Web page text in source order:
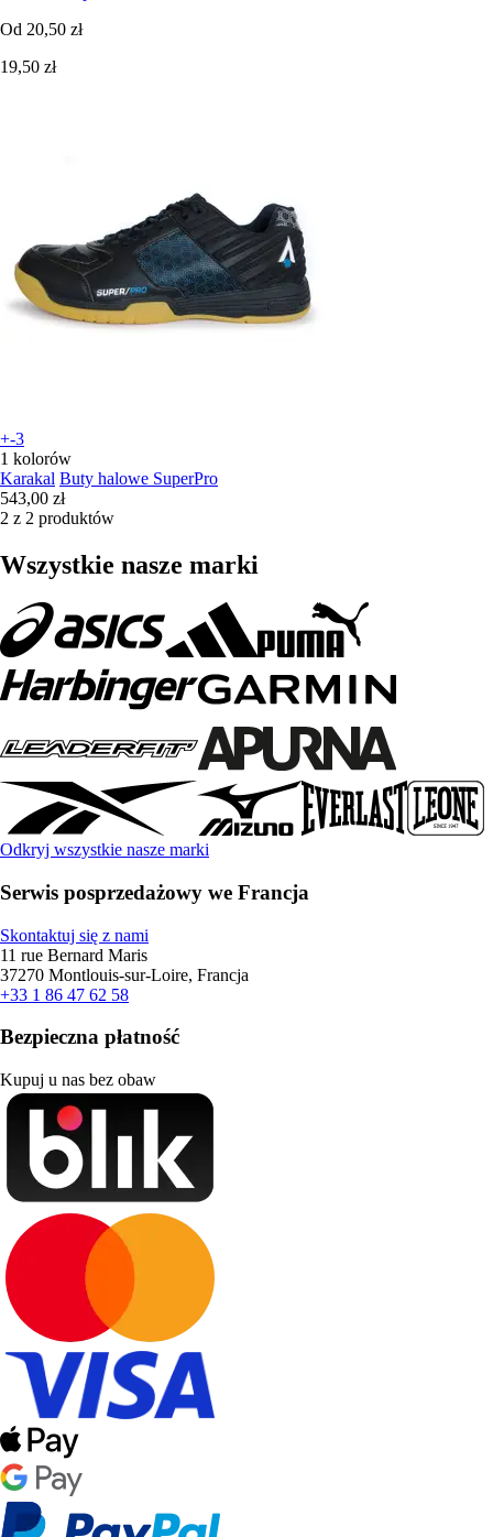
Od 20,50 zł
19,50 zł
+-3
1 kolorów
Karakal Buty halowe SuperPro
543,00 zł
2 z 2 produktów
Wszystkie nasze marki
Odkryj wszystkie nasze marki
Serwis posprzedażowy we Francja
Skontaktuj się z nami
11 rue Bernard Maris
37270 Montlouis-sur-Loire, Francja
+33 1 86 47 62 58
Bezpieczna płatność
Kupuj u nas bez obaw